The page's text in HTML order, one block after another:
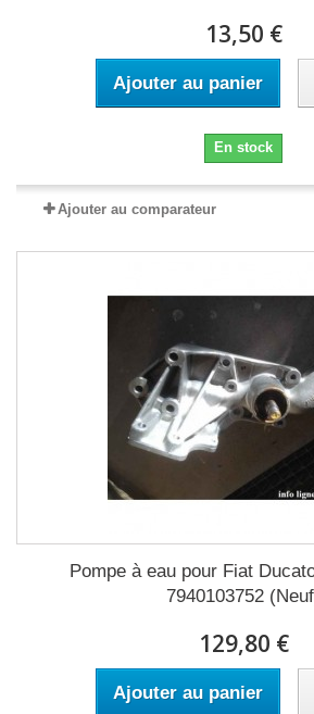
13,50 €
Ajouter au panier
En stock
Ajouter au comparateur
Pompe à eau pour Fiat
7940103752
129,80 €
Ajouter au panier